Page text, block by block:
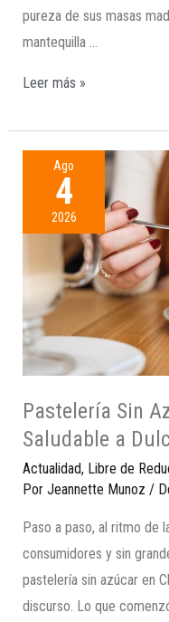
pureza de sus masas
mantequilla …
Leer más »
Ago
4
2026
Pastelería Sin
Saludable a
Actualidad, Libre de
Por Jeannette Munoz /
Paso a paso, al ritmo de
consumidores y sin
pastelería sin azúcar en
discurso. Lo que